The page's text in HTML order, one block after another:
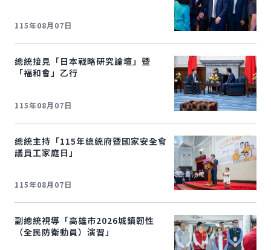
115年08月07日
115年08月07日
總統接見「日本戰略研究論壇」暨
「福和會」乙行
115年08月07日
總統主持「115年總統府暨國家安全會
議員工家庭日」
副總統視導「高雄市2026城鎮韌性
（全民防衛動員）演習」